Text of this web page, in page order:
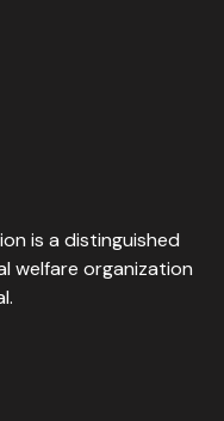
is a distinguished
welfare organization